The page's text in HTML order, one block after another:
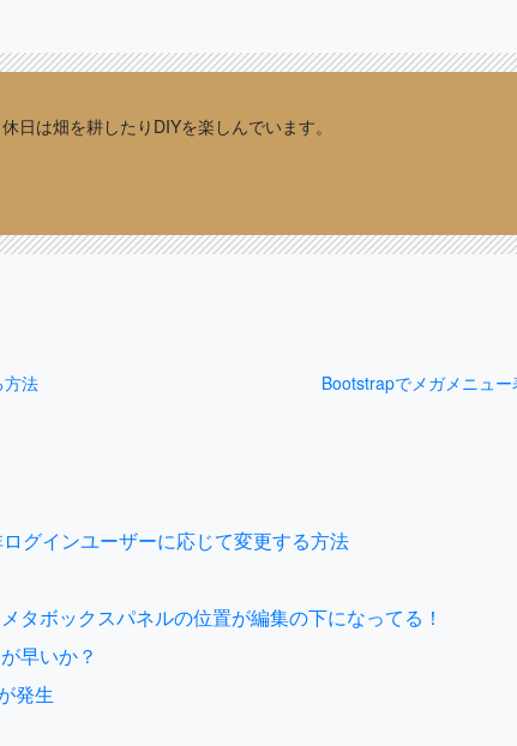
日は畑を耕したりDIYを楽しんでいます。
法 Bootstrapでメガメニュ
グインユーザーに応じて変更する方法
タボックスパネルの位置が編集の下になってる！
早いか？
発生